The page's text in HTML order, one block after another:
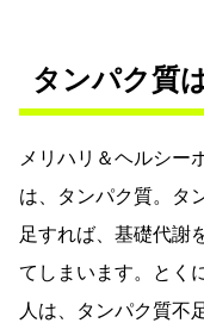
タンパク質
メリハリ＆ヘルシー
は、タンパク質。タ
足すれば、基礎代謝
てしまいます。とく
人は、タンパク質不